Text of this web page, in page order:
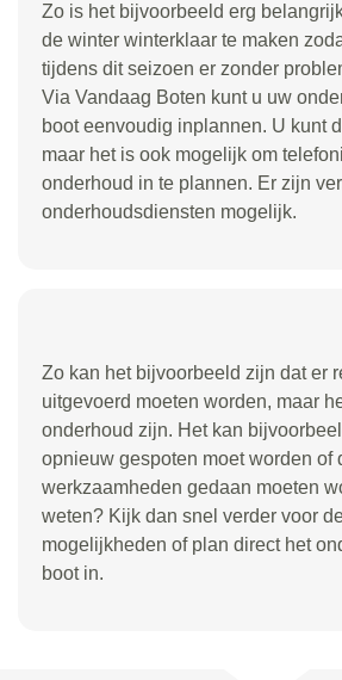
Zo is het bijvoorbeeld erg
de winter winterklaar te maken
tijdens dit seizoen er zonder
Via Vandaag Boten kunt u uw
boot eenvoudig inplannen. U kunt
maar het is ook mogelijk om
onderhoud in te plannen. Er zijn
onderhoudsdiensten mogelijk.
Zo kan het bijvoorbeeld zijn dat er
uitgevoerd moeten worden, maar
onderhoud zijn. Het kan
opnieuw gespoten moet worden of
werkzaamheden gedaan moeten
weten? Kijk dan snel verder voor
mogelijkheden of plan direct het
boot in.